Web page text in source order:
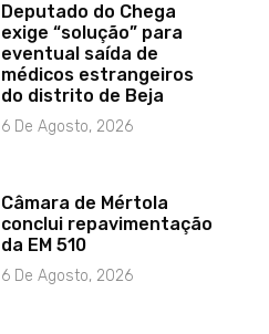
Deputado do Chega
exige “solução” para
eventual saída de
médicos estrangeiros
do distrito de Beja
6 De Agosto, 2026
Câmara de Mértola
conclui repavimentação
da EM 510
6 De Agosto, 2026